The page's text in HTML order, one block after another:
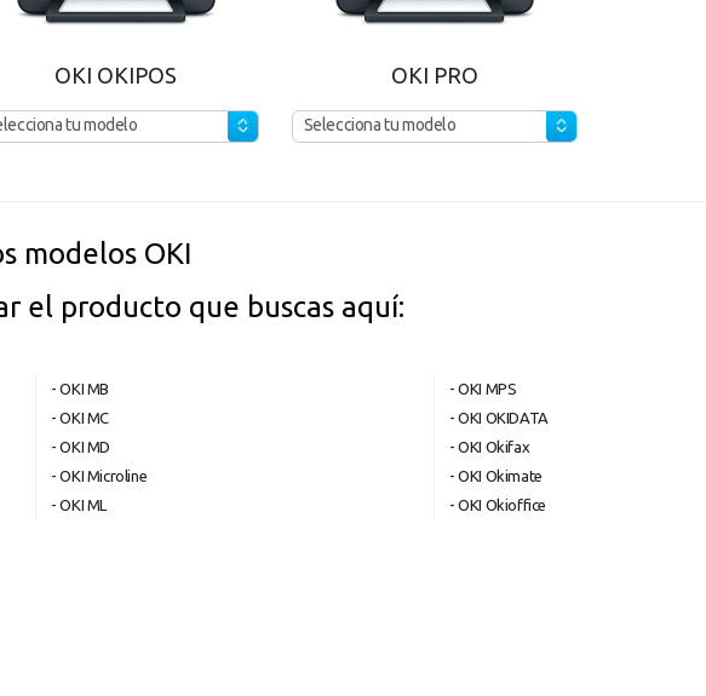
OKI OKIPOS
tu modelo
OKI PRO
Selecciona tu modelo
modelos OKI
el producto que buscas aquí:
- OKI MB
- OKI MC
- OKI MD
- OKI Microline
- OKI ML
- OKI MPS
- OKI OKIDATA
- OKI Okifax
- OKI Okimate
- OKI Okioffice